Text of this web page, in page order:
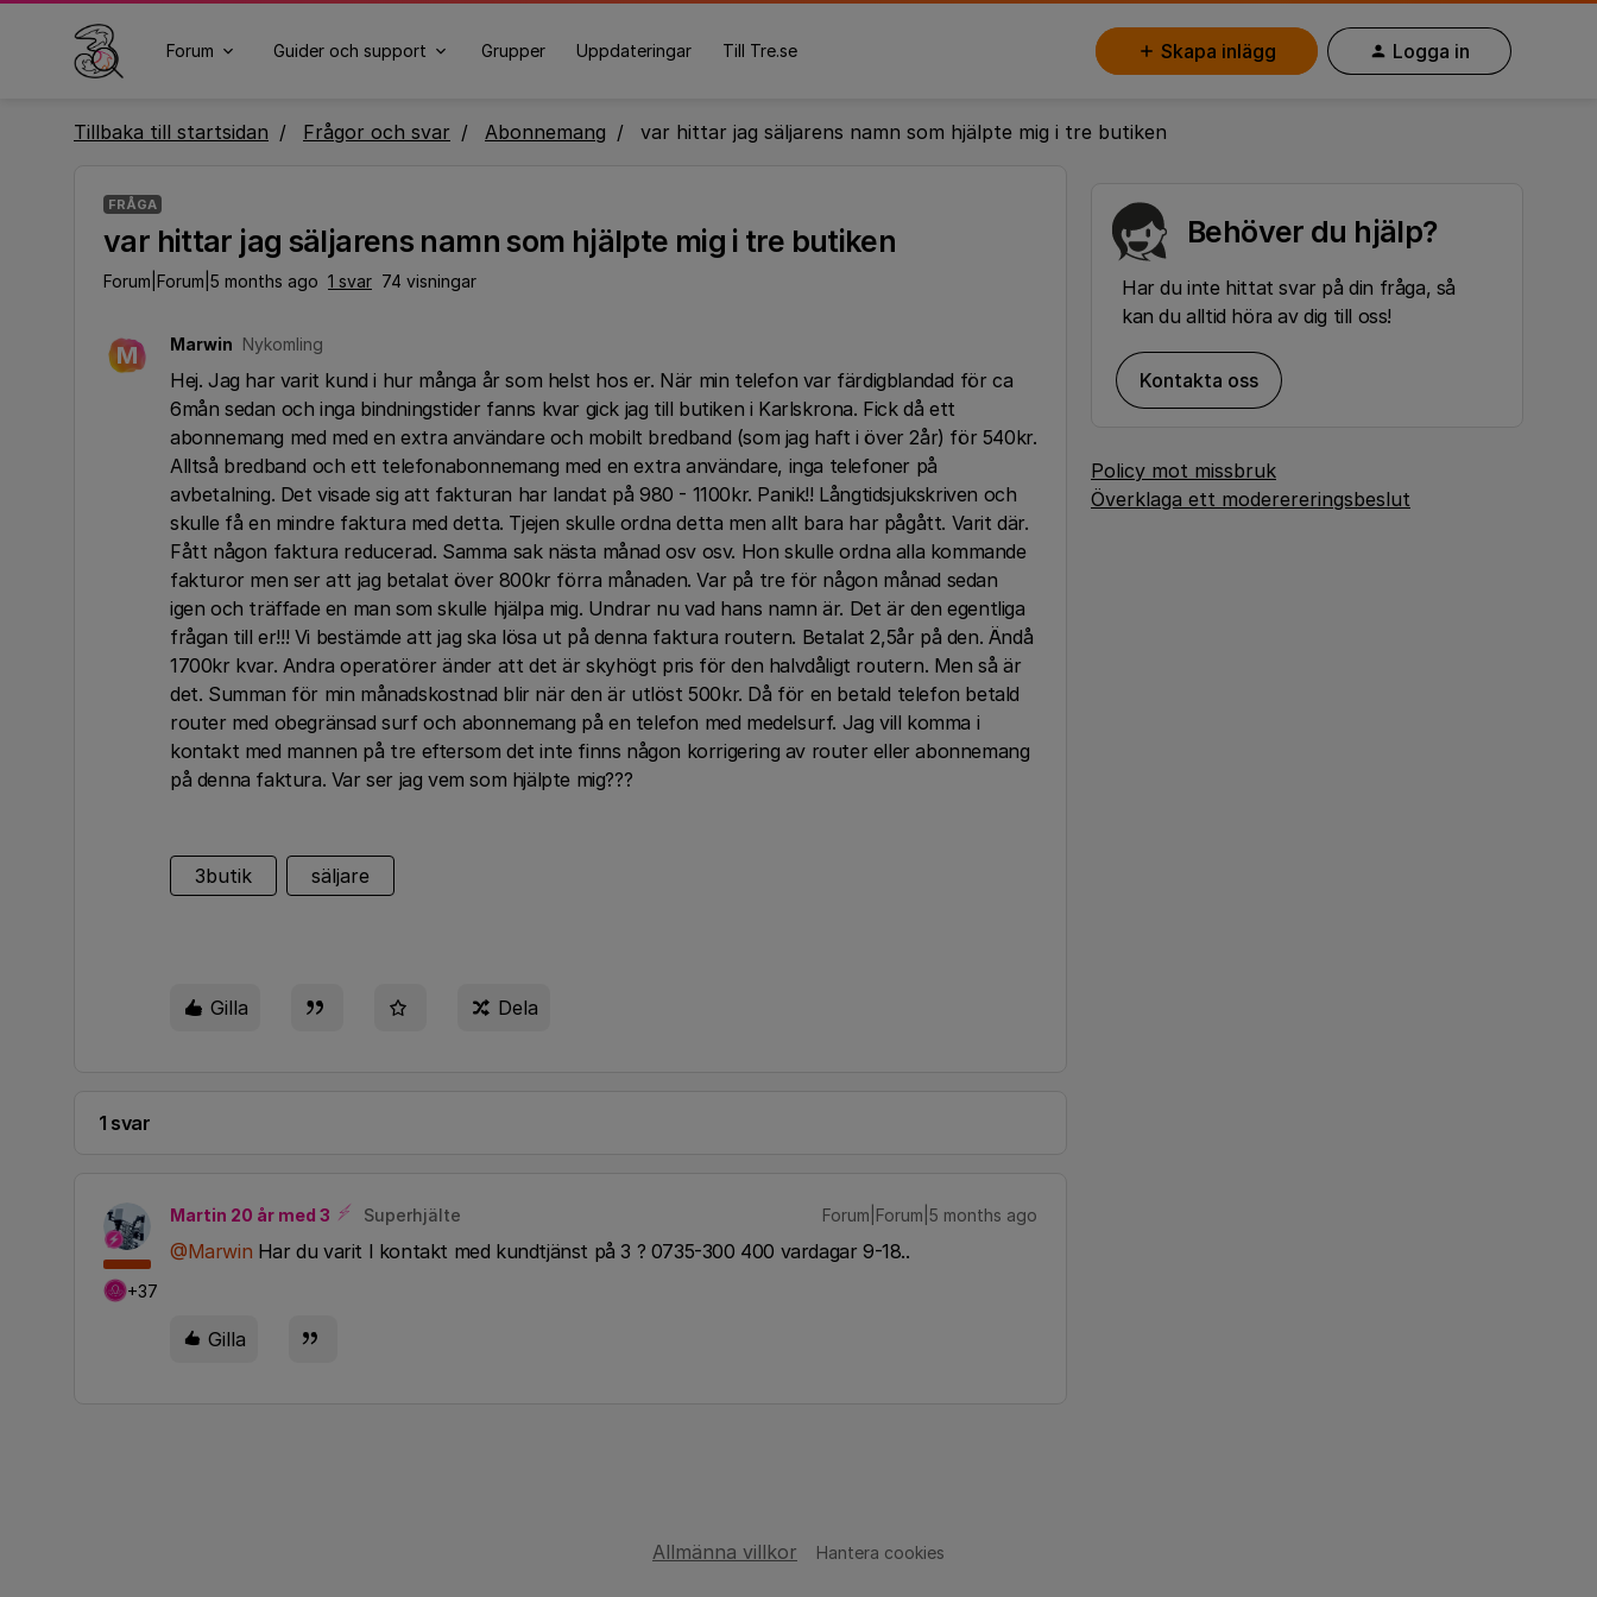
Forum Guider och support Grupper Uppdateringar Till Tre.se Skapa inlägg Logga in
Tillbaka till startsidan Frågor och svar Abonnemang var hittar jag säljarens namn som hjälpte mig i tre butiken
FRÅGA
var hittar jag säljarens namn som hjälpte mig i tre butiken
Forum|Forum|5 months ago 1 svar 74 visningar
M Marwin Nykomling
Hej. Jag har varit kund i hur många år som helst hos er. När min telefon var färdigblandad för ca
6mån sedan och inga bindningstider fanns kvar gick jag till butiken i Karlskrona. Fick då ett
abonnemang med med en extra användare och mobilt bredband (som jag haft i över 2år) för 540kr.
Alltså bredband och ett telefonabonnemang med en extra användare, inga telefoner på
avbetalning. Det visade sig att fakturan har landat på 980 - 1100kr. Panik!! Långtidsjukskriven och
skulle få en mindre faktura med detta. Tjejen skulle ordna detta men allt bara har pågått. Varit där.
Fått någon faktura reducerad. Samma sak nästa månad osv osv. Hon skulle ordna alla kommande
fakturor men ser att jag betalat över 800kr förra månaden. Var på tre för någon månad sedan
igen och träffade en man som skulle hjälpa mig. Undrar nu vad hans namn är. Det är den egentliga
frågan till er!!! Vi bestämde att jag ska lösa ut på denna faktura routern. Betalat 2,5år på den. Ändå
1700kr kvar. Andra operatörer änder att det är skyhögt pris för den halvdåligt routern. Men så är
det. Summan för min månadskostnad blir när den är utlöst 500kr. Då för en betald telefon betald
router med obegränsad surf och abonnemang på en telefon med medelsurf. Jag vill komma i
kontakt med mannen på tre eftersom det inte finns någon korrigering av router eller abonnemang
på denna faktura. Var ser jag vem som hjälpte mig???
3butik säljare
Gilla Dela
1 svar
+37
Martin 20 år med 3 Superhjälte Forum|Forum|5 months ago
@Marwin Har du varit I kontakt med kundtjänst på 3 ? 0735-300 400 vardagar 9-18..
Gilla
Behöver du hjälp?
Har du inte hittat svar på din fråga, så
kan du alltid höra av dig till oss!
Kontakta oss
Policy mot missbruk
Överklaga ett moderereringsbeslut
Allmänna villkor Hantera cookies